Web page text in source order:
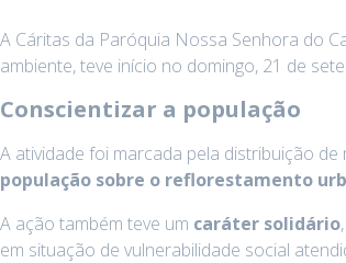
A Cáritas da Paróquia Nossa Senhora do
ambiente, teve início no domingo, 21 de
Conscientizar a população
A atividade foi marcada pela distribuição
população sobre o reflorestamento
A ação também teve um caráter solidário
em situação de vulnerabilidade social